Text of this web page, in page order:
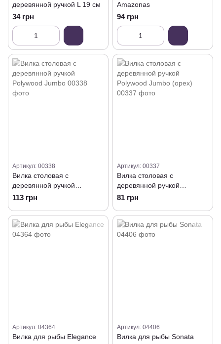
деревянной ручкой L 19 см
34 грн
Amazonas
94 грн
Артикул: 00338
Вилка столовая с
деревянной ручкой
Polywood Jumbo
113 грн
Артикул: 00337
Вилка столовая с
деревянной ручкой
Polywood Jumbo (орех)
81 грн
Артикул: 04364
Вилка для рыбы Elegance
Артикул: 04406
Вилка для рыбы Sonata